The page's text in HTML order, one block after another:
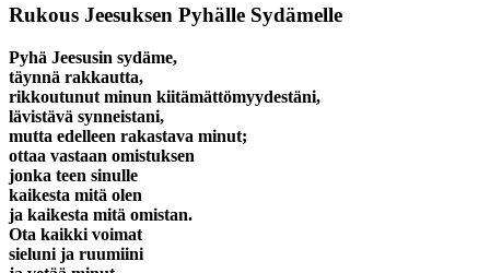
Rukous Jeesuksen Pyhälle Sydämelle
Pyhä Jeesusin sydäme,
täynnä rakkautta,
rikkoutunut minun kiitämättömyydestäni,
lävistävä synneistani,
mutta edelleen rakastava minut;
ottaa vastaan omistuksen
jonka teen sinulle
kaikesta mitä olen
ja kaikesta mitä omistan.
Ota kaikki voimat
sieluni ja ruumiini